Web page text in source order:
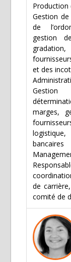
Production
Gestion
de
gestion
et des
Gestion
marges,
bancaires
de
comité de